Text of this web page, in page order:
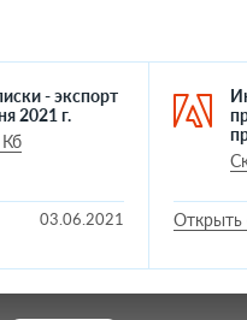
- экспорт
2021 г.
03.06.2021 Открыть